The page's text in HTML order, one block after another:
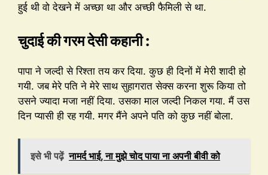
हुई थी वो देखने में अच्छा था और अच्छी फैमिली से था.
चुदाई की गरम देसी कहानी :
पापा ने जल्दी से रिश्ता तय कर दिया. कुछ ही दिनों में मेरी शादी हो
गयी. जब मेरे पति ने मेरे साथ सुहागरात सेक्स करना शुरू किया तो
उसने ज्यादा मजा नहीं दिया. उसका माल जल्दी निकल गया. मैं उस
दिन प्यासी ही रह गयी. मगर मैंने अपने पति को कुछ नहीं बोला.
इसे भी पढ़ें नामर्द भाई, ना मुझे चोद पाया ना अपनी बीवी को